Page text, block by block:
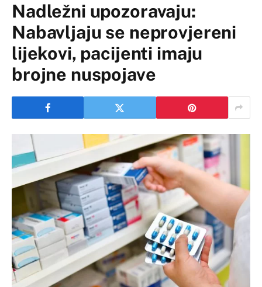
Nadležni upozoravaju:
Nabavljaju se neprovjereni
lijekovi, pacijenti imaju
brojne nuspojave